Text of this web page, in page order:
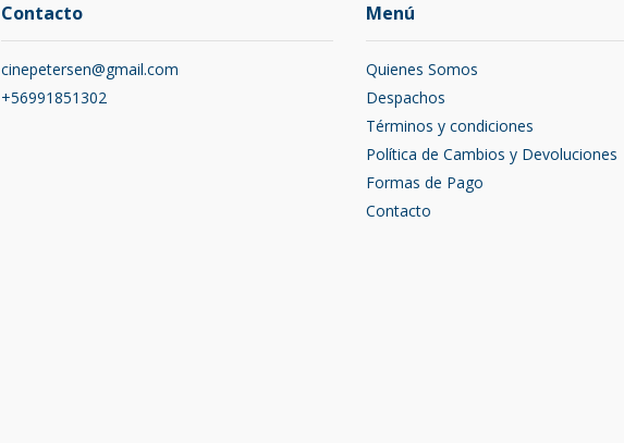
Contacto
cinepetersen@gmail.com
+56991851302
Menú
Quienes Somos
Despachos
Términos y condiciones
Política de Cambios y Devoluciones
Formas de Pago
Contacto